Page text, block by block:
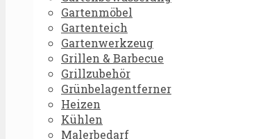
Gartenmöbel
Gartenteich
Gartenwerkzeug
Grillen & Barbecue
Grillzubehör
Grünbelagentferner
Heizen
Kühlen
Malerbedarf